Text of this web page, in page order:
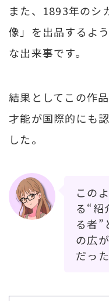
また、1893年のシ
像」を出品するよ
な出来事です。
結果としてこの作
才能が国際的にも
した。
この
る“紹
る者”
の広
だっ